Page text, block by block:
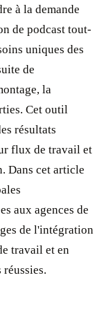
à la demande
de podcast tout-
uniques des
de
la
Cet outil
résultats
flux de travail et
Dans cet article
aux agences de
de l'intégration
travail et en
réussies.